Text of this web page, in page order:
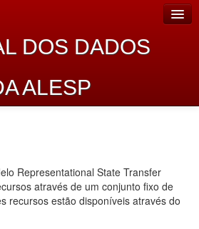
DOS DADOS
ALESP
Representational State Transfer
através de um conjunto fixo de
recursos estão disponíveis através do